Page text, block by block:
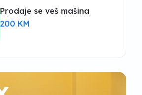
Prodaje se veš mašina
200 KM